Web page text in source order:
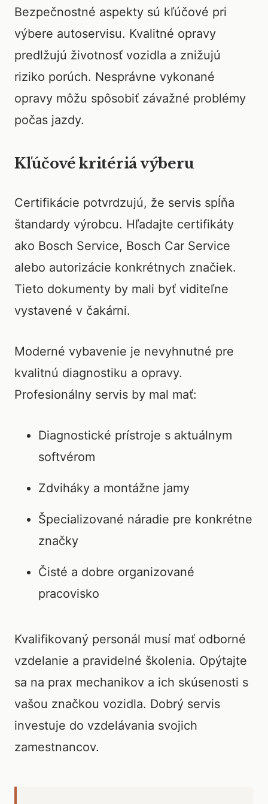
Bezpečnostné aspekty sú kľúčové pri
výbere autoservisu. Kvalitné opravy
predlžujú životnosť vozidla a znižujú
riziko porúch. Nesprávne vykonané
opravy môžu spôsobiť závažné problémy
počas jazdy.
Kľúčové kritériá výberu
Certifikácie potvrdzujú, že servis spĺňa
štandardy výrobcu. Hľadajte certifikáty
ako Bosch Service, Bosch Car Service
alebo autorizácie konkrétnych značiek.
Tieto dokumenty by mali byť viditeľne
vystavené v čakárni.
Moderné vybavenie je nevyhnutné pre
kvalitnú diagnostiku a opravy.
Profesionálny servis by mal mať:
Diagnostické prístroje s aktuálnym
softvérom
Zdviháky a montážne jamy
Špecializované náradie pre konkrétne
značky
Čisté a dobre organizované
pracovisko
Kvalifikovaný personál musí mať odborné
vzdelanie a pravidelné školenia. Opýtajte
sa na prax mechanikov a ich skúsenosti s
vašou značkou vozidla. Dobrý servis
investuje do vzdelávania svojich
zamestnancov.